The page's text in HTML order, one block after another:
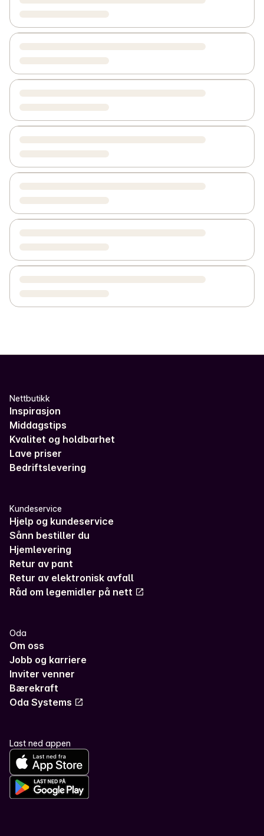
Nettbutikk
Inspirasjon
Middagstips
Kvalitet og holdbarhet
Lave priser
Bedriftslevering
Kundeservice
Hjelp og kundeservice
Sånn bestiller du
Hjemlevering
Retur av pant
Retur av elektronisk avfall
Råd om legemidler på nett
Oda
Om oss
Jobb og karriere
Inviter venner
Bærekraft
Oda Systems
Last ned appen